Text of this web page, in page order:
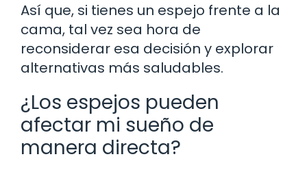
Así que, si tienes un espejo frente a la
cama, tal vez sea hora de
reconsiderar esa decisión y explorar
alternativas más saludables.
¿Los espejos pueden
afectar mi sueño de
manera directa?